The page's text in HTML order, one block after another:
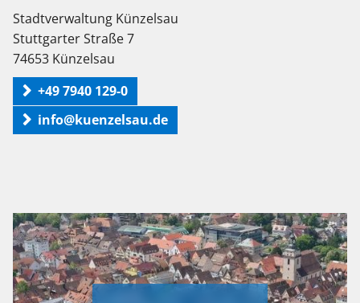
Stadtverwaltung Künzelsau
Stuttgarter Straße 7
74653 Künzelsau
+49 7940 129-0
info@kuenzelsau.de